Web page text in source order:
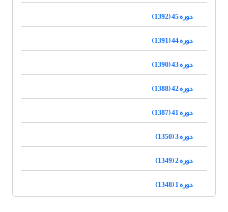
دوره 45 (1392)
دوره 44 (1391)
دوره 43 (1390)
دوره 42 (1388)
دوره 41 (1387)
دوره 3 (1350)
دوره 2 (1349)
دوره 1 (1348)